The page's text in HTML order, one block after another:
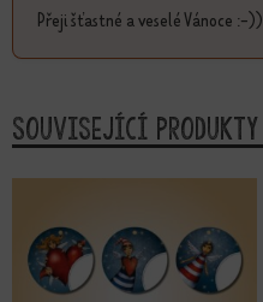
Přeji šťastné a veselé Vánoce :-))
Související produkty